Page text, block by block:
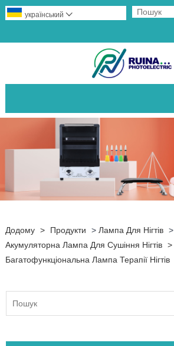
український 
Додому > Продукти > Лампа Для Нігтів >
Акумуляторна Лампа Для Сушіння Нігтів >
Багатофункціональна Лампа Терапії Нігтів